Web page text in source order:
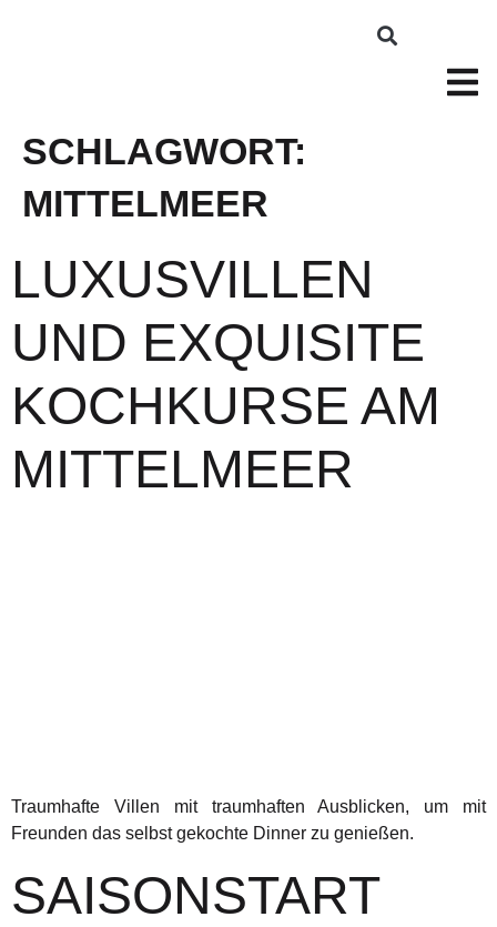
SCHLAGWORT:
MITTELMEER
LUXUSVILLEN
UND EXQUISITE
KOCHKURSE AM
MITTELMEER
Traumhafte Villen mit traumhaften Ausblicken, um mit
Freunden das selbst gekochte Dinner zu genießen.
SAISONSTART